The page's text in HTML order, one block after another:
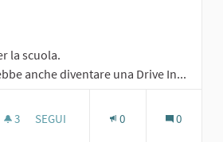
la scuola.
anche diventare una Drive In...
3 3 SOSTENITORI
SEGUI 0 0